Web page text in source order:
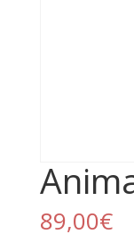
89,00€